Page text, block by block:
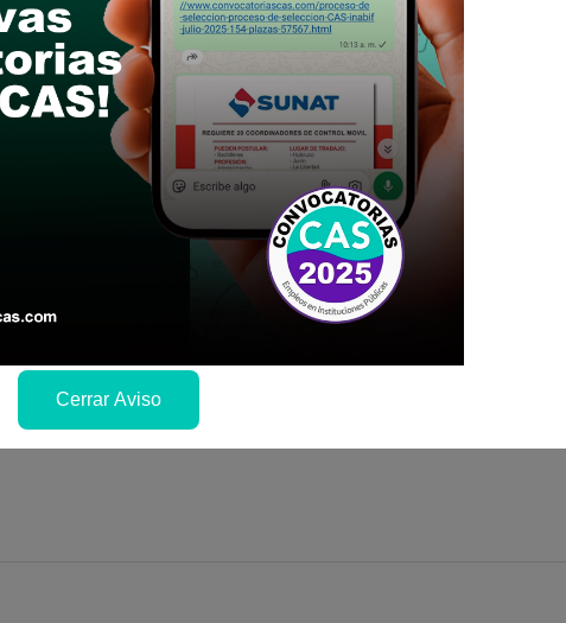
las 11:59 p.m.)
vía bolsa virtual, en www.sat.gob.pe; link
con los documentos sustentarios vía correo
Cerrar Aviso